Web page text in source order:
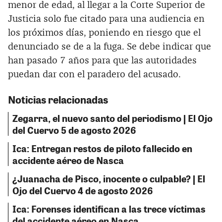
menor de edad, al llegar a la Corte Superior de
Justicia solo fue citado para una audiencia en
los próximos días, poniendo en riesgo que el
denunciado se de a la fuga. Se debe indicar que
han pasado 7 años para que las autoridades
puedan dar con el paradero del acusado.
Noticias relacionadas
Zegarra, el nuevo santo del periodismo | El Ojo
del Cuervo 5 de agosto 2026
Ica: Entregan restos de piloto fallecido en
accidente aéreo de Nasca
¿Juanacha de Pisco, inocente o culpable? | El
Ojo del Cuervo 4 de agosto 2026
Ica: Forenses identifican a las trece víctimas